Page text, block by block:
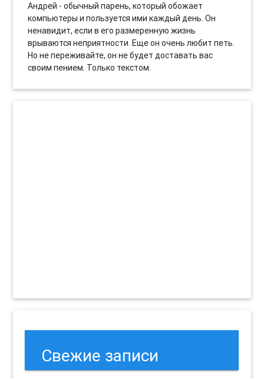
Андрей - обычный парень, который обожает
компьютеры и пользуется ими каждый день. Он
ненавидит, если в его размеренную жизнь
врываются неприятности. Еще он очень любит петь.
Но не переживайте, он не будет доставать вас
своим пением. Только текстом.
Свежие записи